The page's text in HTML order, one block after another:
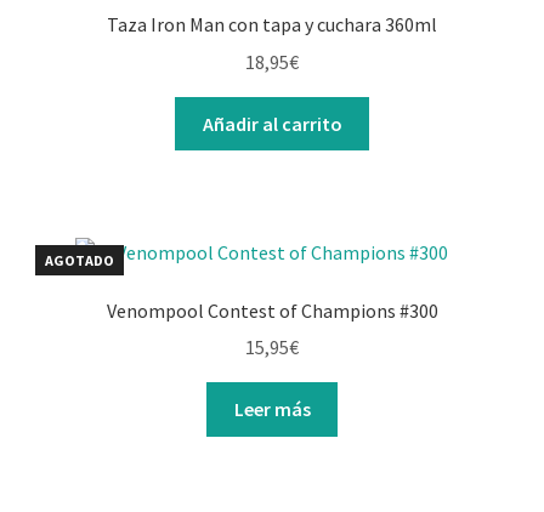
Taza Iron Man con tapa y cuchara 360ml
18,95€
Añadir al carrito
AGOTADO
Venompool Contest of Champions #300
15,95€
Leer más